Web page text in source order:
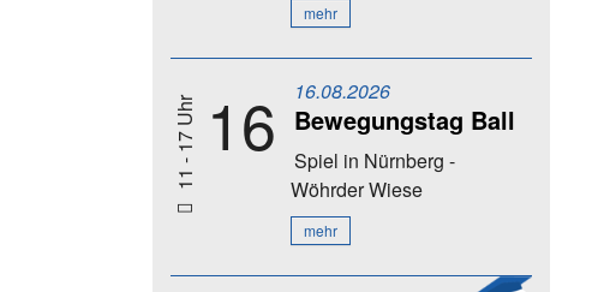
mehr
11 - 17 Uhr 16 16.08.2026
Bewegungstag Ball
Spiel in Nürnberg -
Wöhrder Wiese
mehr